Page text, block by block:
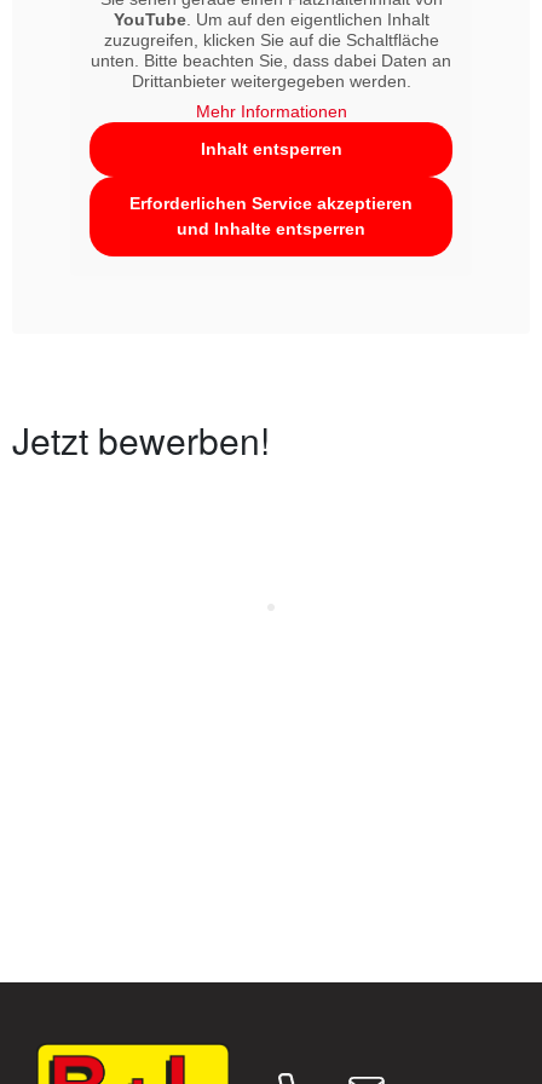
YouTube. Um auf den eigentlichen Inhalt
zuzugreifen, klicken Sie auf die Schaltfläche
unten. Bitte beachten Sie, dass dabei Daten an
Drittanbieter weitergegeben werden.
Mehr Informationen
Inhalt entsperren
Erforderlichen Service akzeptieren
und Inhalte entsperren
Jetzt bewerben!